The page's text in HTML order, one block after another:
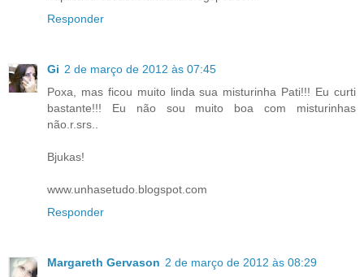
Responder
Gi 2 de março de 2012 às 07:45
Poxa, mas ficou muito linda sua misturinha Pati!!! Eu curti
bastante!!! Eu não sou muito boa com misturinhas
não.r.srs..
Bjukas!
www.unhasetudo.blogspot.com
Responder
Margareth Gervason 2 de março de 2012 às 08:29